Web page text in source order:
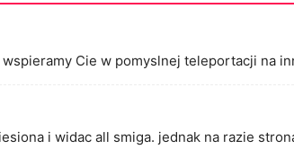
Cie w pomyslnej teleportacji na
i widac all smiga. jednak na razie